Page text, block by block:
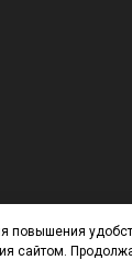
повышения
сайтом.